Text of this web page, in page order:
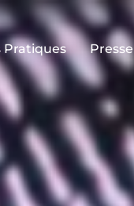
Pratiques Presse